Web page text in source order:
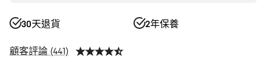
30天退貨 2年保養
顧客評論 (441)